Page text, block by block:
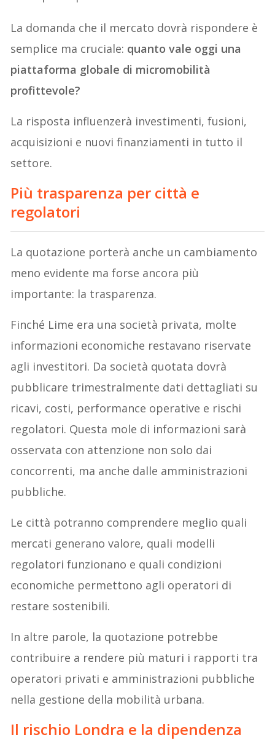
La domanda che il mercato dovrà rispondere è
semplice ma cruciale: quanto vale oggi una
piattaforma globale di micromobilità
profittevole?
La risposta influenzerà investimenti, fusioni,
acquisizioni e nuovi finanziamenti in tutto il
settore.
Più trasparenza per città e
regolatori
La quotazione porterà anche un cambiamento
meno evidente ma forse ancora più
importante: la trasparenza.
Finché Lime era una società privata, molte
informazioni economiche restavano riservate
agli investitori. Da società quotata dovrà
pubblicare trimestralmente dati dettagliati su
ricavi, costi, performance operative e rischi
regolatori. Questa mole di informazioni sarà
osservata con attenzione non solo dai
concorrenti, ma anche dalle amministrazioni
pubbliche.
Le città potranno comprendere meglio quali
mercati generano valore, quali modelli
regolatori funzionano e quali condizioni
economiche permettono agli operatori di
restare sostenibili.
In altre parole, la quotazione potrebbe
contribuire a rendere più maturi i rapporti tra
operatori privati e amministrazioni pubbliche
nella gestione della mobilità urbana.
Il rischio Londra e la dipendenza